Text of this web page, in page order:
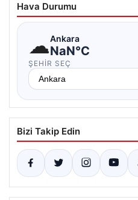
Hava Durumu
☁Ankara
NaN°C
ŞEHIR SEÇ
Bizi Takip Edin